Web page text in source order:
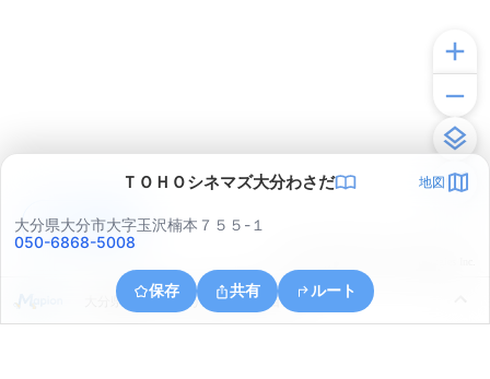
ＴＯＨＯシネマズ大分わさだ 地図
大分県大分市大字玉沢楠本７５５-１
050-6868-5008
保存 共有 ルート
大分県大分市ふじが丘山手２丁目１１
アプリで見る